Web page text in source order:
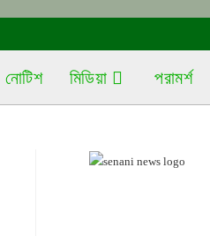
নোটিশ মিডিয়া পরামর্শ